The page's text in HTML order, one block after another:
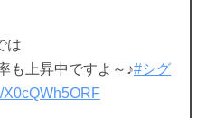
は
も上昇中ですよ～♪#シグ
X0cQWh5ORF